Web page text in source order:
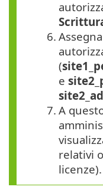
6.
(
e
7. A
relativi
licenze).